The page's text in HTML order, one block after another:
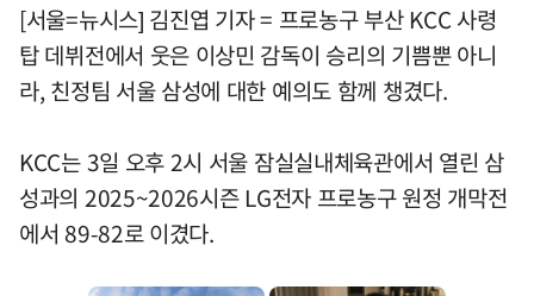
[서울=뉴시스] 김진엽 기자 = 프로농구 부산 KCC 사령
탑 데뷔전에서 웃은 이상민 감독이 승리의 기쁨뿐 아니
라, 친정팀 서울 삼성에 대한 예의도 함께 챙겼다.
KCC는 3일 오후 2시 서울 잠실실내체육관에서 열린 삼
성과의 2025~2026시즌 LG전자 프로농구 원정 개막전
에서 89-82로 이겼다.